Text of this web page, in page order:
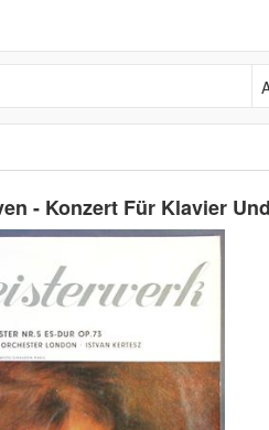
- Konzert Für Klavier